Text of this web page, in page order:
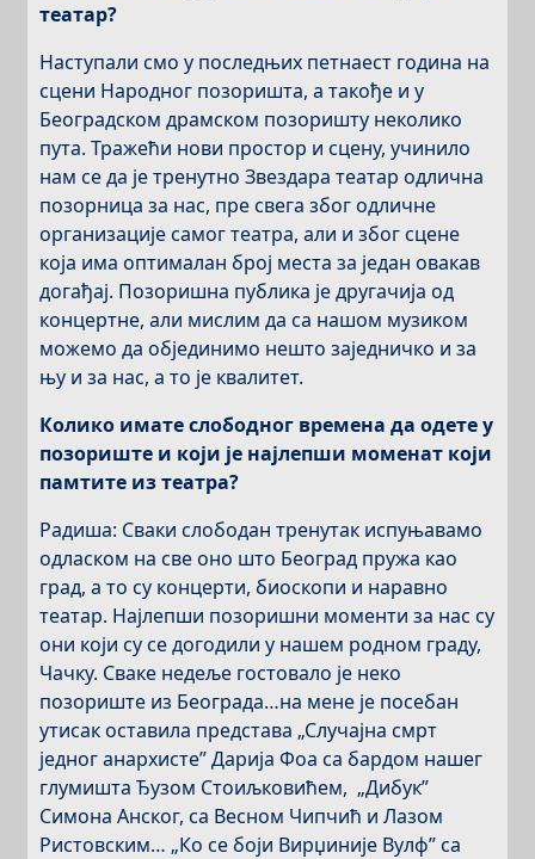
театар?
Наступали смо у последњих петнаест година на
сцени Народног позоришта, а такође и у
Београдском драмском позоришту неколико
пута. Тражећи нови простор и сцену, учинило
нам се да је тренутно Звездара театар одлична
позорница за нас, пре свега због одличне
организације самог театра, али и због сцене
која има оптималан број места за један овакав
догађај. Позоришна публика је другачија од
концертне, али мислим да са нашом музиком
можемо да објединимо нешто заједничко и за
њу и за нас, а то је квалитет.
Колико имате слободног времена да одете у
позориште и који је најлепши моменат који
памтите из театра?
Радиша: Сваки слободан тренутак испуњавамо
одласком на све оно што Београд пружа као
град, а то су концерти, биоскопи и наравно
театар. Најлепши позоришни моменти за нас су
они који су се догодили у нашем родном граду,
Чачку. Сваке недеље гостовало је неко
позориште из Београда…на мене је посебан
утисак оставила представа „Случајна смрт
једног анархисте” Дарија Фоа са бардом нашег
глумишта Ђузом Стоиљковићем, „Дибук”
Симона Анског, са Весном Чипчић и Лазом
Ристовским… „Ко се боји Вирџиније Вулф” са